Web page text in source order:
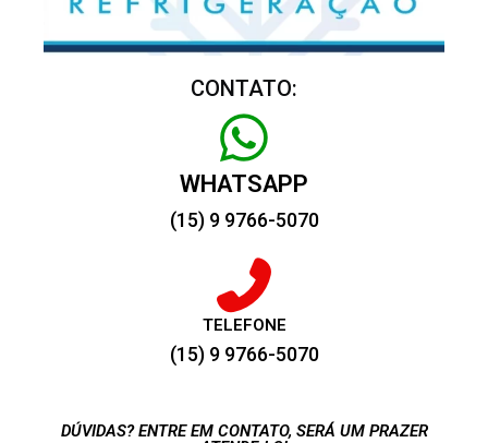
CONTATO:
WHATSAPP
(15) 9 9766-5070
TELEFONE
(15) 9 9766-5070
DÚVIDAS? ENTRE EM CONTATO, SERÁ UM PRAZER